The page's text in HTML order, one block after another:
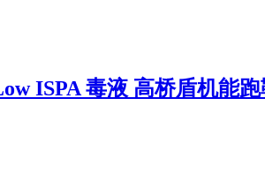
ISPA 毒液 高桥盾机能跑